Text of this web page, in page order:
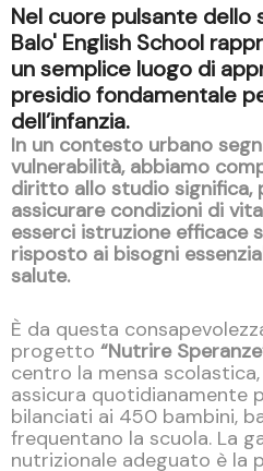
Nel cuore pulsante dello
Balo' English School
un semplice luogo di
presidio fondamentale
dell’infanzia.
In un contesto urbano
vulnerabilità, abbiamo
diritto allo studio significa,
assicurare condizioni di
esserci istruzione efficace
risposto ai bisogni
salute.
È da questa
progetto “Nutrire
centro la mensa
assicura quotidianamente
bilanciati ai 450 bambini,
frequentano la scuola. La
nutrizionale adeguato è la